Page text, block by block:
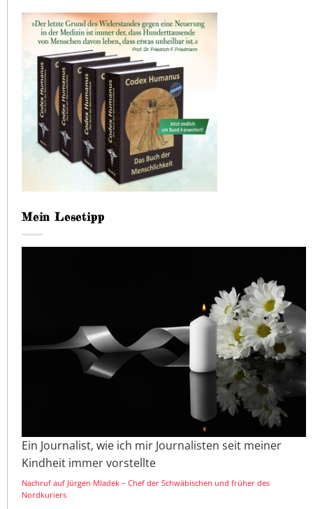
Mein Lesetipp
Ein Journalist, wie ich mir Journalisten seit meiner
Kindheit immer vorstellte
Nachruf auf Jürgen Mladek – Chef der Schwäbischen und früher des
Nordkuriers